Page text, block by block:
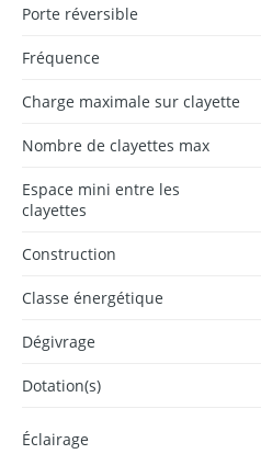
Porte réversible
Fréquence
Charge maximale sur clayette
Nombre de clayettes max
Espace mini entre les
clayettes
Construction
Classe énergétique
Dégivrage
Dotation(s)
Éclairage